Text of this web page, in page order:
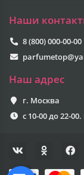
Наши
8 (800) 000-00-00
Наш адрес
г. Москва
с 10-00 до 22-